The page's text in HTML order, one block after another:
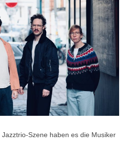
Szene haben es die Musiker